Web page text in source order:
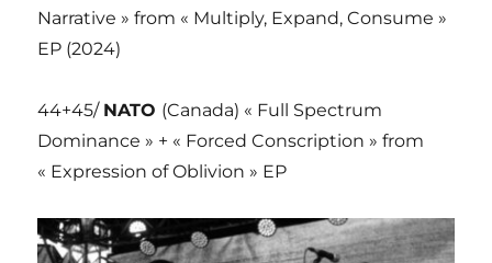
Narrative » from « Multiply, Expand, Consume »
EP (2024)
44+45/ NATO (Canada) « Full Spectrum
Dominance » + « Forced Conscription » from
« Expression of Oblivion » EP